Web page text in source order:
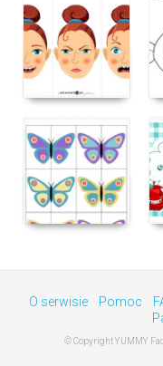
O serwisie Pomoc
© Copyright YUMMY